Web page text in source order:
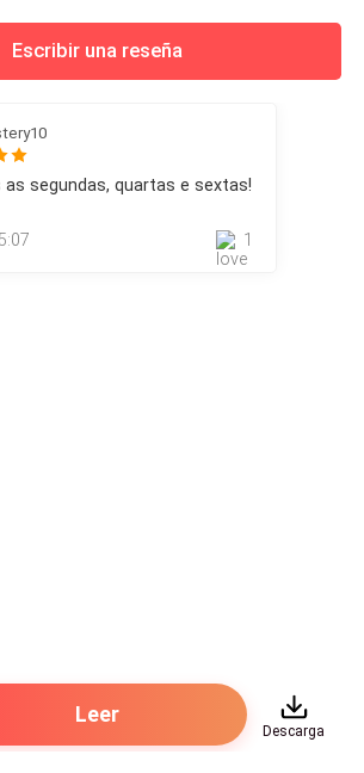
geandr irpoptóso e sabai qeu hntia
tal,Ái mu irciotiefe que na océpa
tsare ágamics e else se rtnroaam
ed
o abetanst rpaa niflmetaen rpcuimr
odnm,u ãmosis saet que lee
sa froaiMest adoririP.msi aEtss
Escribir una reseña
segundas, quartas e sextas!
1
Leer
Descarga